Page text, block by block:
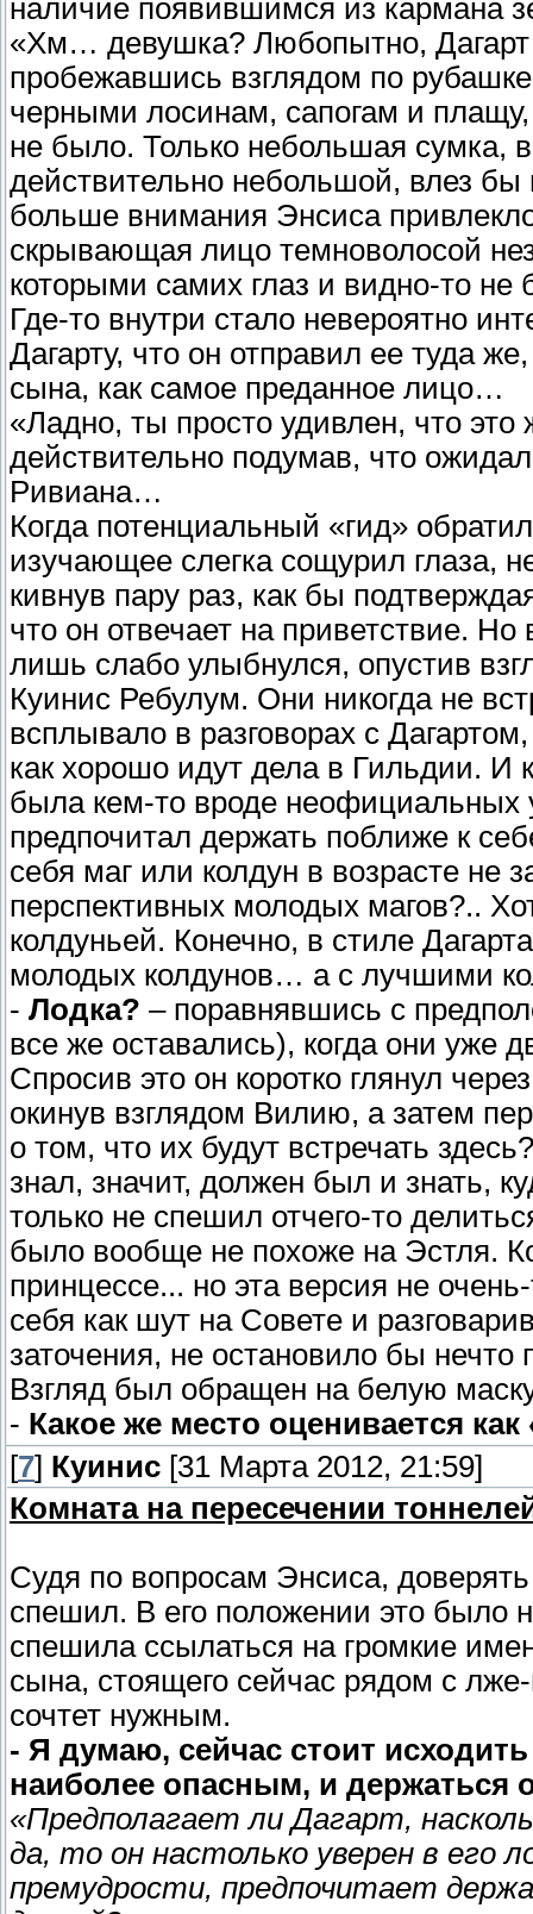
наличие появившимся из кармана
«Хм… девушка? Любопытно,
пробежавшись взглядом по
черными лосинам, сапогам и плащу,
не было. Только небольшая сумка,
действительно небольшой, влез
больше внимания Энсиса
скрывающая лицо темноволосой
которыми самих глаз и видно-то
Где-то внутри стало невероятно
Дагарту, что он отправил ее туда
сына, как самое преданное лицо…
«Ладно, ты просто удивлен, что
действительно подумав, что
Ривиана…
Когда потенциальный «гид»
изучающее слегка сощурил глаза,
кивнув пару раз, как бы
что он отвечает на приветствие.
лишь слабо улыбнулся, опустив
Куинис Ребулум. Они никогда не
всплывало в разговорах с
как хорошо идут дела в Гильдии. И
была кем-то вроде неофициальных
предпочитал держать поближе к
себя маг или колдун в возрасте не
перспективных молодых магов?..
колдуньей. Конечно, в стиле
молодых колдунов… а с лучшими
- Лодка? – поравнявшись с
все же оставались), когда они уже
Спросив это он коротко глянул
окинув взглядом Вилию, а затем
о том, что их будут встречать
знал, значит, должен был и знать,
только не спешил отчего-то
было вообще не похоже на Эстля.
принцессе... но эта версия не
себя как шут на Совете и
заточения, не остановило бы нечто
Взгляд был обращен на белую
- Какое же место оценивается
[7] Куинис [31 Марта 2012, 21:59]
Комната на пересечении
Судя по вопросам Энсиса,
спешил. В его положении это было
спешила ссылаться на громкие
сына, стоящего сейчас рядом с
сочтет нужным.
- Я думаю, сейчас стоит
наиболее опасным, и держаться
«Предполагает ли Дагарт,
да, то он настолько уверен в его
премудрости, предпочитает